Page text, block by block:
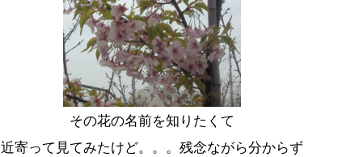
その花の名前を知りたくて
近寄って見てみたけど。。。残念ながら分からず